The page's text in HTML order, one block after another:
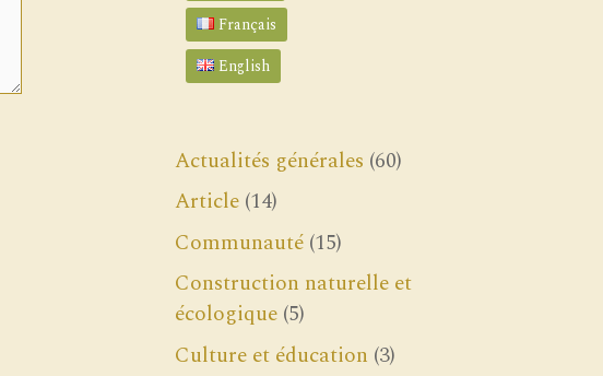
Français
English
Actualités générales (60)
Article (14)
Communauté (15)
Construction naturelle et
écologique (5)
Culture et éducation (3)